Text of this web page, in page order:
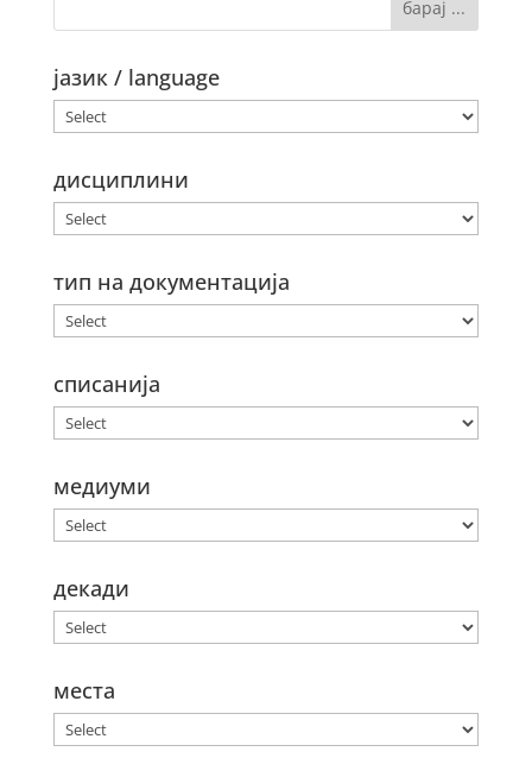
јазик / language
дисциплини
тип на документација
списанија
медиуми
декади
места